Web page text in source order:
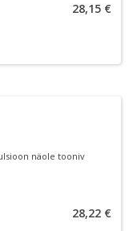
28,15 €
näole tooniv
28,22 €